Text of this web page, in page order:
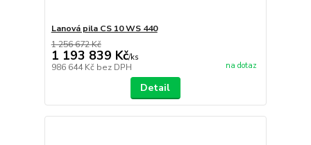
Lanová pila CS 10 WS 440
1 256 672 Kč
1 193 839 Kč/ks
986 644 Kč bez DPH na dotaz
Detail